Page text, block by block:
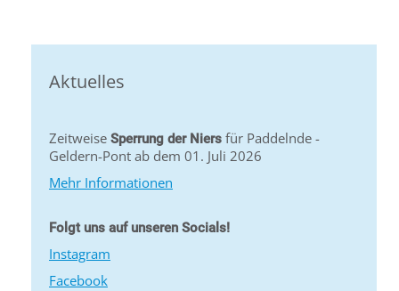
Aktuelles
Zeitweise Sperrung der Niers für Paddelnde -
Geldern-Pont ab dem 01. Juli 2026
Mehr Informationen
Folgt uns auf unseren Socials!
Instagram
Facebook